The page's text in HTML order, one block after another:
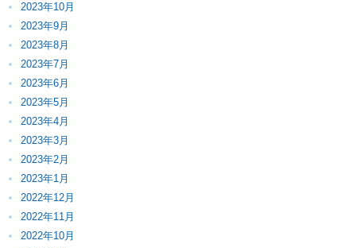
2023年10月
2023年9月
2023年8月
2023年7月
2023年6月
2023年5月
2023年4月
2023年3月
2023年2月
2023年1月
2022年12月
2022年11月
2022年10月